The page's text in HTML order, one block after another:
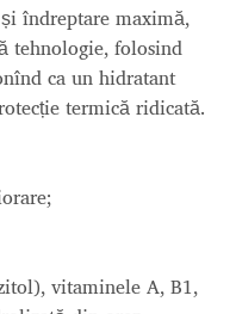
îndreptare maximă,
tehnologie, folosind
ca un hidratant
termică ridicată.
vitaminele A, B1,